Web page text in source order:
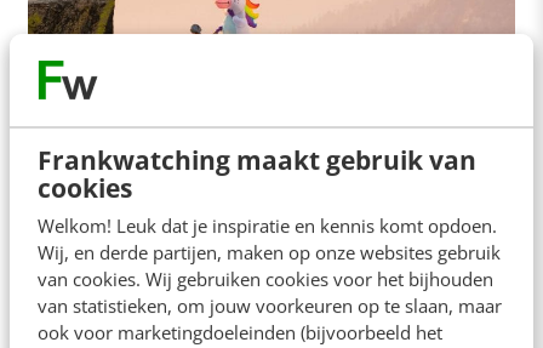
Frankwatching maakt gebruik van
cookies
Welkom! Leuk dat je inspiratie en kennis komt opdoen.
Wij, en derde partijen, maken op onze websites gebruik
van cookies. Wij gebruiken cookies voor het bijhouden
van statistieken, om jouw voorkeuren op te slaan, maar
ook voor marketingdoeleinden (bijvoorbeeld het
MENS & WERK
Het nieuwe werken in 2021: de creatieve
kracht van het kantoor
Thuiswerken is weliswaar heel effectief, maar het
slaat de creativiteit plat en maakt een einde aan
toevallige ontmoetingen. Het goede nieuws is…